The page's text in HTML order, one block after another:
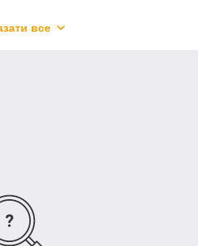
підходять для подарункових
все